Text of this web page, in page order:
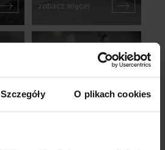
Szczegóły O plikach cookies
zobacz więcej
WOLSZTYN
MIESZKANIE
PRYWATNE 2